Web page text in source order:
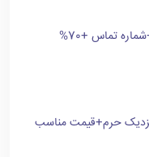
رزرو مسافرخانه مشهد نزدیک حرم+قیمت+شماره تماس +70%
حرم+قیمت مناسب